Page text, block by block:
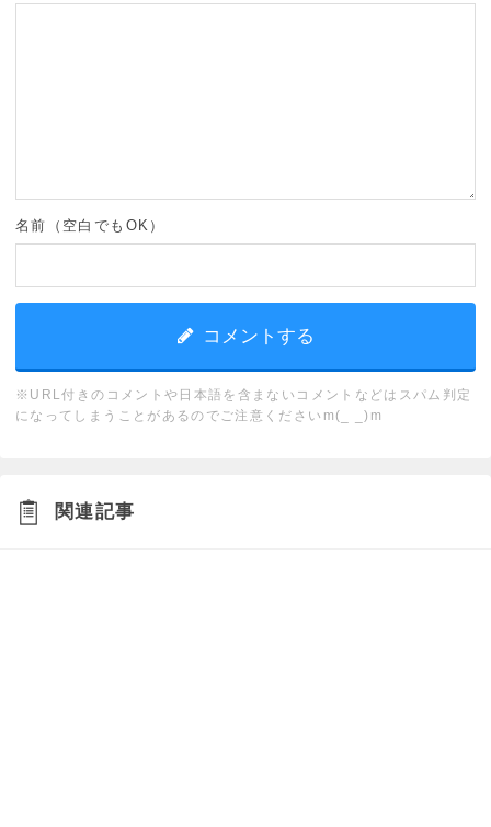
名前（空白でもOK）
※URL付きのコメントや日本語を含まないコメントなどはスパム判定
になってしまうことがあるのでご注意くださいm(_ _)m
関連記事